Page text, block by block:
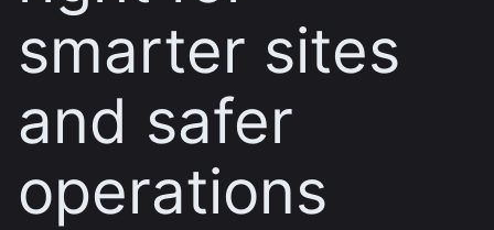
smarter sites
and safer
operations